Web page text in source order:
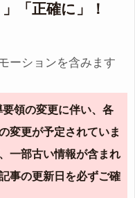
「正確に」！
ーションを含みます
領の変更に伴い、各
変更が予定されていま
一部古い情報が含まれ
事の更新日を必ずご確